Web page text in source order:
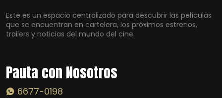
Este es un espacio centralizado para descubrir las películas
que se encuentran en cartelera, los próximos estrenos,
trailers y noticias del mundo del cine.
Pauta con Nosotros
6677-0198